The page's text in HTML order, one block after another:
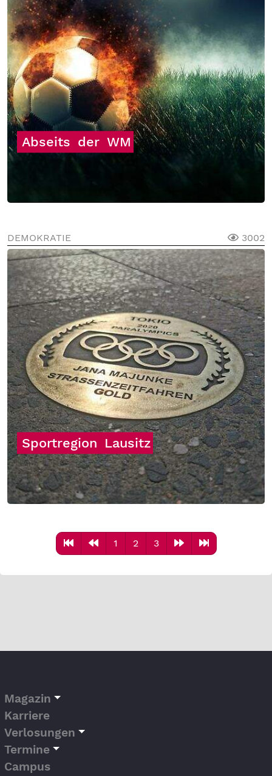
Abseits der WM
DEMOKRATIE 3002
Sportregion Lausitz
1 2 3
Magazin
Karriere
Verlosungen
Termine
Campus